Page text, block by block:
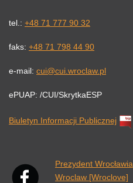
tel.: +48 71 777 90 32
faks: +48 71 798 44 90
e-mail: cui@cui.wroclaw.pl
ePUAP: /CUI/SkrytkaESP
Biuletyn Informacji Publicznej
Prezydent Wrocławia
Wroclaw [Wroclove]